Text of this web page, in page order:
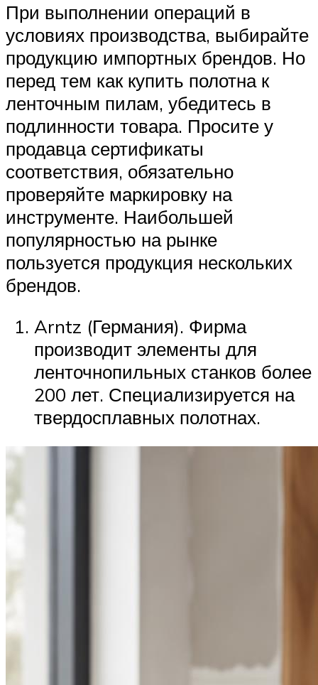
При выполнении операций в
условиях производства, выбирайте
продукцию импортных брендов. Но
перед тем как купить полотна к
ленточным пилам, убедитесь в
подлинности товара. Просите у
продавца сертификаты
соответствия, обязательно
проверяйте маркировку на
инструменте. Наибольшей
популярностью на рынке
пользуется продукция нескольких
брендов.
Arntz (Германия). Фирма
производит элементы для
ленточнопильных станков более
200 лет. Специализируется на
твердосплавных полотнах.